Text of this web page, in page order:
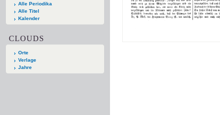
Alle Periodika
Alle Titel
Kalender
CLOUDS
Orte
Verlage
Jahre